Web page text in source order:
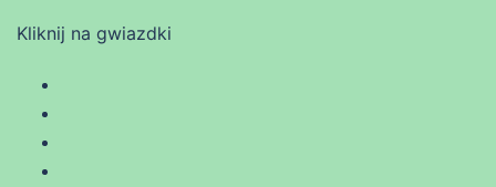
Kliknij na gwiazdki